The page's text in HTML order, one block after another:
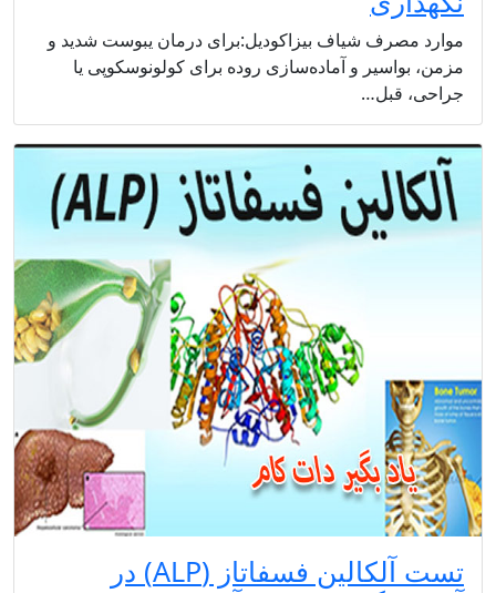
موارد مصرف شیاف بیزاکودیل:برای درمان یبوست شدید و
مزمن، بواسیر و آماده‌سازی روده برای کولونوسکوپی یا
جراحی، قبل…
تست آلکالین فسفاتاز (ALP) در